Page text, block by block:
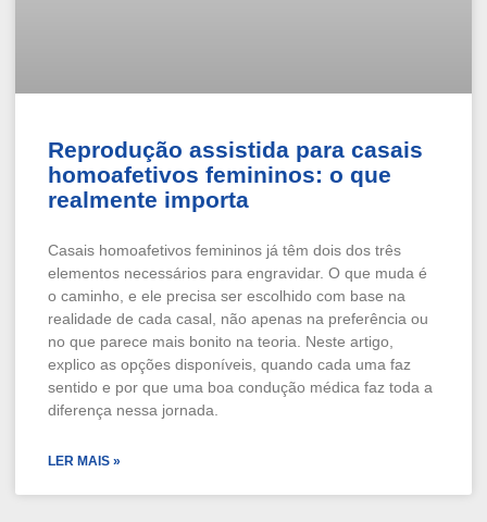
Reprodução assistida para casais
homoafetivos femininos: o que
realmente importa
Casais homoafetivos femininos já têm dois dos três
elementos necessários para engravidar. O que muda é
o caminho, e ele precisa ser escolhido com base na
realidade de cada casal, não apenas na preferência ou
no que parece mais bonito na teoria. Neste artigo,
explico as opções disponíveis, quando cada uma faz
sentido e por que uma boa condução médica faz toda a
diferença nessa jornada.
LER MAIS »